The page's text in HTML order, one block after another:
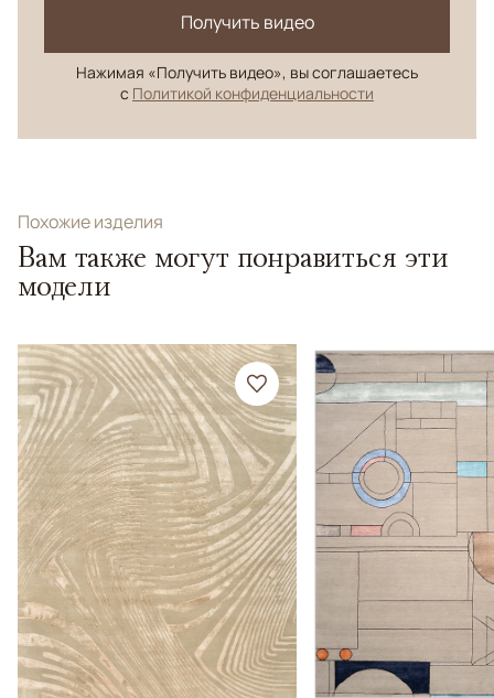
Получить видео
Нажимая «Получить видео», вы соглашаетесь
с Политикой конфиденциальности
Похожие изделия
Вам также могут понравиться эти
модели